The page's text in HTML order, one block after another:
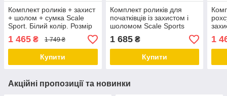
Комплект роликів + захист
+ шолом + сумка Scale
Sport. Білий колір. Розмір
29-33
1 465 ₴ 1 749 ₴
Купити
Комплект роликів для
початківців із захистом і
шоломом Scale Sports
Gray LF 605, розмір 34-38
1 685₴
Купити
29-
1
Акційні пропозиції та новинки